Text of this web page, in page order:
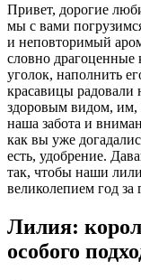
Привет, дорогие
мы с вами
и неповторимый
словно драгоценные
уголок, наполнить
красавицы
здоровым видом,
наша забота и
как вы уже
есть, удобрение.
так, чтобы наши
великолепием год за
Лилия:
особого